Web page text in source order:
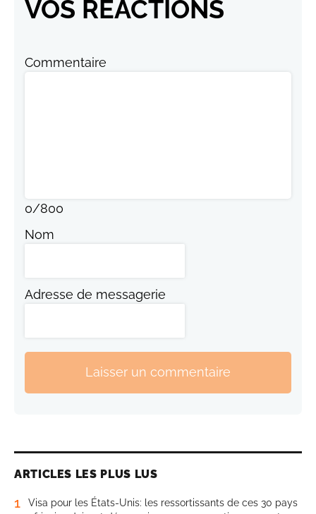
VOS RÉACTIONS
Commentaire
0/800
Nom
Adresse de messagerie
Laisser un commentaire
ARTICLES LES PLUS LUS
1
Visa pour les États-Unis: les ressortissants de ces 30 pays